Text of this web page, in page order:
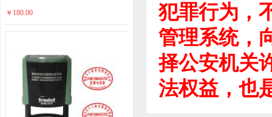
￥180.00
犯罪行为，
管理系统，
择公安机关
法权益，也